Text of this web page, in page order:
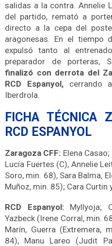
salidas a la contra.Annelie
del partido, remató a
directo a la cepa del
aragonesas. En el tiempo
expulsó tanto al
preparador de porteras,
finalizó con derrota del
RCD Espanyol,cerrando
Iberdrola.
FICHA TÉCNICA
RCD ESPANYOL
Zaragoza CFF: Elena
Lucía Fuertes (C), Annelie
Soro, min. 68), Sara Balma,
Muñoz, min. 85); Cara Curtin
RCD Espanyol: Myllyoja;
Yazbeck (Irene Corral, min.
Marín, Guerra (Extremera,
84), Manu Lareo (Judit